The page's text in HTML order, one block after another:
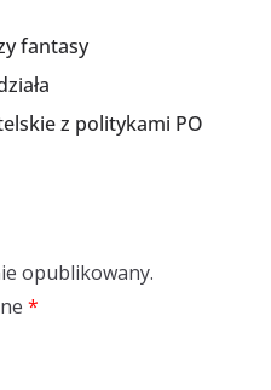
fantasy
z politykami PO
opublikowany.
*